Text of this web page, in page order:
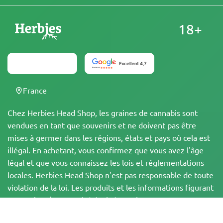
Chez Herbies Head Shop, les graines de cannabis sont
vendues en tant que souvenirs et ne doivent pas être
mises à germer dans les régions, états et pays où cela est
illégal. En achetant, vous confirmez que vous avez l'âge
légal et que vous connaissez les lois et réglementations
locales. Herbies Head Shop n'est pas responsable de toute
violation de la loi. Les produits et les informations figurant
sur ce site n'ont pas été évalués par la FDA et ne sont PAS
18+
France